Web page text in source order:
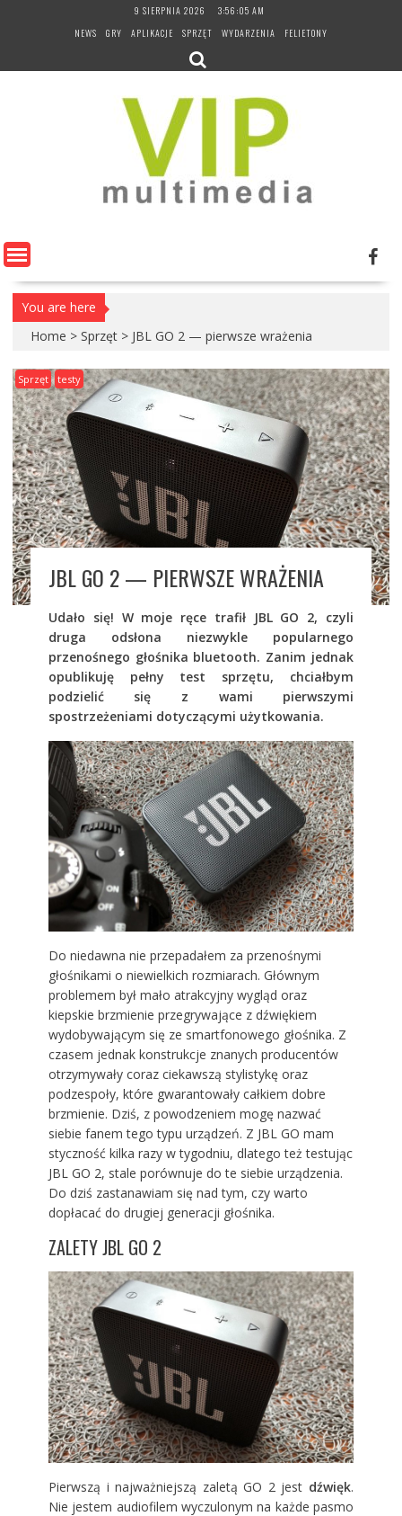
9 SIERPNIA 2026
3:56:06 AM
NEWS
GRY APLIKACJE SPRZĘT WYDARZENIA FELIETONY
You are here
Home > Sprzęt > JBL GO 2 — pierwsze wrażenia
Sprzęt testy
JBL GO 2 — PIERWSZE WRAŻENIA
Udało się! W moje ręce trafił JBL GO 2, czyli
druga odsłona niezwykle popularnego
przenośnego głośnika bluetooth. Zanim jednak
opublikuję pełny test sprzętu, chciałbym
podzielić się z wami pierwszymi
spostrzeżeniami dotyczącymi użytkowania.
Do niedawna nie przepadałem za przenośnymi
głośnikami o niewielkich rozmiarach. Głównym
problemem był mało atrakcyjny wygląd oraz
kiepskie brzmienie przegrywające z dźwiękiem
wydobywającym się ze smartfonowego głośnika. Z
czasem jednak konstrukcje znanych producentów
otrzymywały coraz ciekawszą stylistykę oraz
podzespoły, które gwarantowały całkiem dobre
brzmienie. Dziś, z powodzeniem mogę nazwać
siebie fanem tego typu urządzeń. Z JBL GO mam
styczność kilka razy w tygodniu, dlatego też testując
JBL GO 2, stale porównuje do te siebie urządzenia.
Do dziś zastanawiam się nad tym, czy warto
dopłacać do drugiej generacji głośnika.
ZALETY JBL GO 2
Pierwszą i najważniejszą zaletą GO 2 jest dźwięk.
Nie jestem audiofilem wyczulonym na każde pasmo